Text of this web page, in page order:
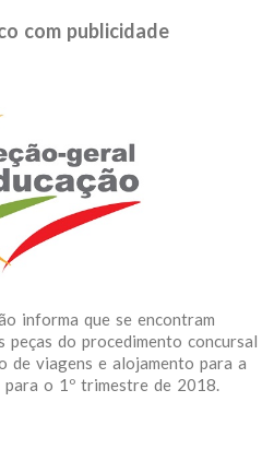
com publicidade
informa que se encontram
peças do procedimento concursal
de viagens e alojamento para a
para o 1º trimestre de 2018.